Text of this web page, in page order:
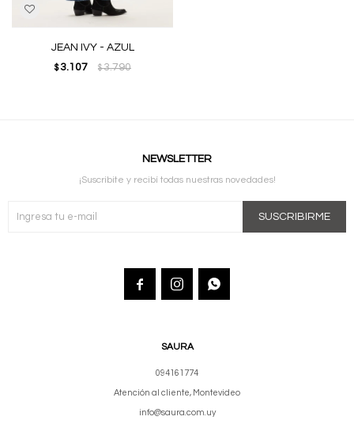
JEAN IVY - AZUL
$ 3.107 $3.790
SAURA
094161774
Atención al cliente, Montevideo
info@saura.com.uy
NEWSLETTER
¡Suscribite y recibí todas nuestras novedades!
SUSCRIBIRME
  